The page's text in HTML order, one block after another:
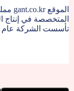
المتخصصة في إنتاج
تأسست الشركة عام 1949…